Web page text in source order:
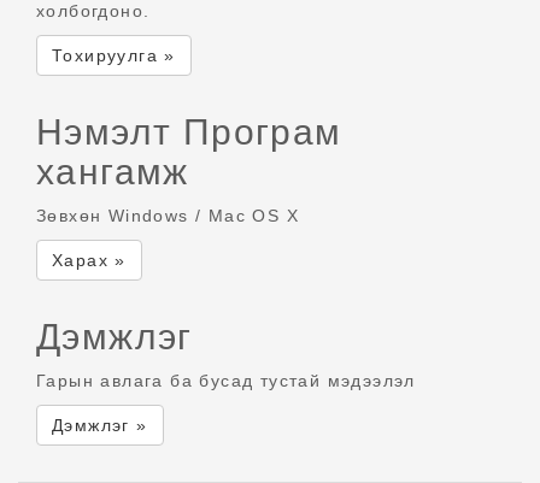
холбогдоно.
Тохируулга »
Нэмэлт Програм
хангамж
Зөвхөн Windows / Mac OS X
Харах »
Дэмжлэг
Гарын авлага ба бусад тустай мэдээлэл
Дэмжлэг »